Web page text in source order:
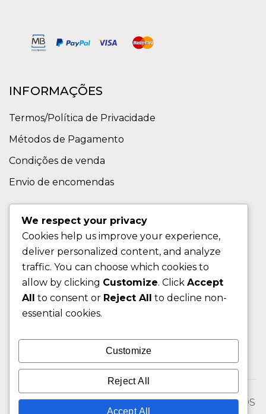
INFORMAÇÕES
Termos/Política de Privacidade
Métodos de Pagamento
Condições de venda
Envio de encomendas
Contactos
Sobre nos
FAQ (Perguntas Frequentes)
CLIENTE
Área do Cliente
Livro de Reclamações
© 2026 Fixngo TODOS OS DIREITOS RESERVADOS
We respect your privacy
Cookies help us improve your experience,
deliver personalized content, and analyze
traffic. You can choose which cookies to
allow by clicking Customize. Click Accept
All to consent or Reject All to decline non-
essential cookies.
Customize
Reject All
Accept All